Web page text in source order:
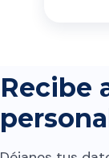
Recibe